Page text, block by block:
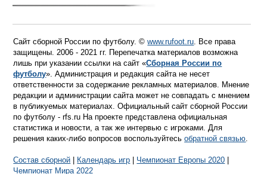
Сайт сборной России по футболу. ©www.rufoot.ru. Все права
защищены. 2006 - 2021 гг. Перепечатка материалов возможна
лишь при указании ссылки на сайт «Сборная России по
футболу». Администрация и редакция сайта не несет
ответственности за содержание рекламных материалов. Мнение
редакции и администрации сайта может не совпадать с мнением
в публикуемых материалах. Официальный сайт сборной России
по футболу - rfs.ru На проекте представлена официальная
статистика и новости, а так же интервью с игроками. Для
решения каких-либо вопросов воспользуйтесьобратной связью.
Состав сборной Календарь игр Чемпионат Европы 2020
Чемпионат Мира 2022